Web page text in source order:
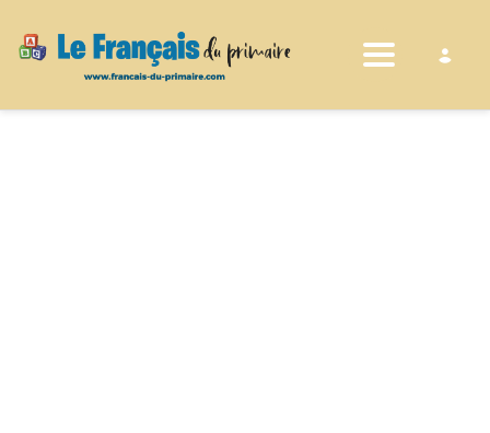
Toggle